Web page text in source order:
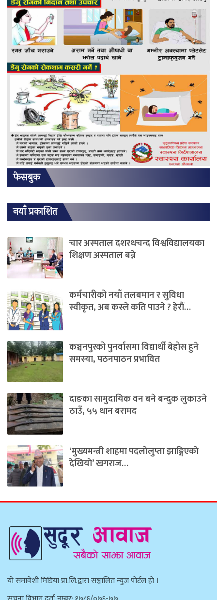
फेसबुक
नयाँ प्रकाशित
चार अस्पताल दशरथचन्द विश्वविद्यालयका
शिक्षण अस्पताल बन्ने
कर्मचारीको नयाँ तलबमान र सुविधा
स्वीकृत, अब कस्ले कति पाउने ? हेराैं…
कञ्चनपुरको पुनर्वासमा विद्यार्थी बेहोस हुने
समस्या, पठनपाठन प्रभावित
दाङका सामुदायिक वन बने बन्दुक लुकाउने
ठाउँ, ५५ थान बरामद
‘मुख्यमन्त्री शाहमा पदलाेलुप्ता झाङ्गिएकाे
देखियाे’ खगराज…
याे समावेशी मिडिया प्रा.लि.द्वारा सञ्चालित न्युज पाेर्टल हाे ।